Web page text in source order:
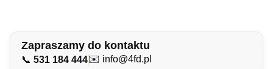
Zapraszamy do kontaktu
📞 531 184 444✉️ info@4fd.pl